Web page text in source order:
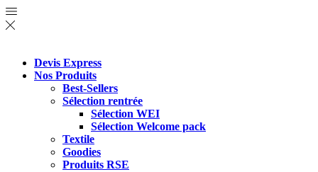
Devis Express
Nos Produits
Best-Sellers
Sélection rentrée
Sélection WEI
Sélection Welcome pack
Textile
Goodies
Produits RSE